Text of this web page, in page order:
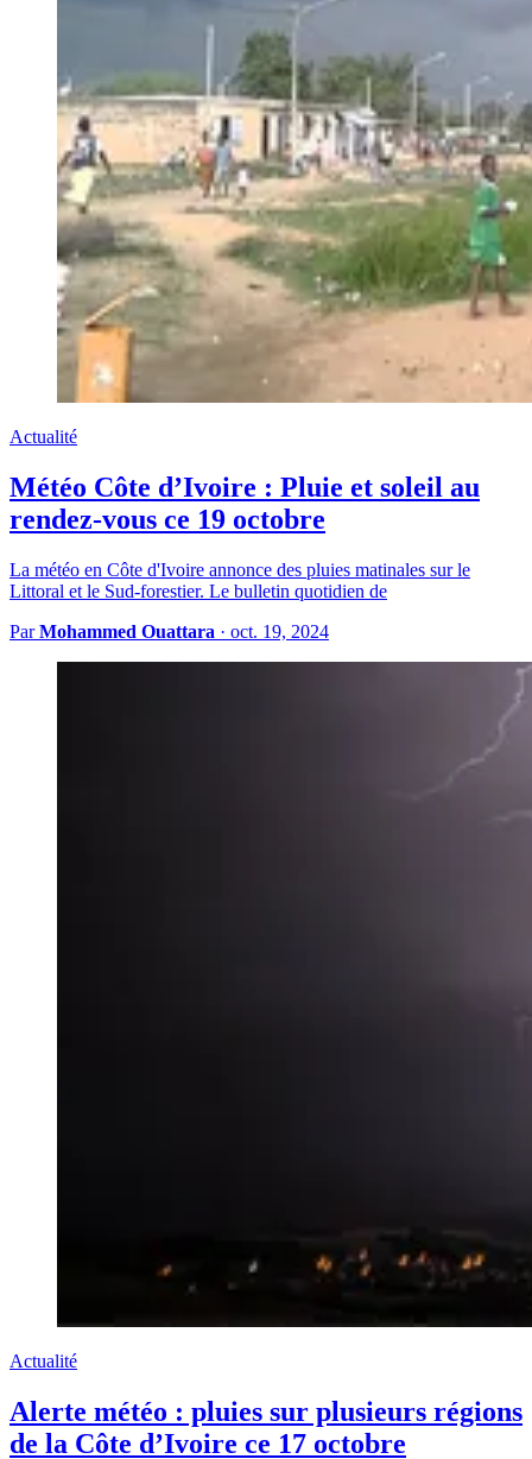
Actualité
Météo Côte d’Ivoire : Pluie et soleil au
rendez-vous ce 19 octobre
La météo en Côte d'Ivoire annonce des pluies matinales sur le
Littoral et le Sud-forestier. Le bulletin quotidien de
ParMohammed Ouattara · oct. 19, 2024
Actualité
Alerte météo : pluies sur plusieurs régions
de la Côte d’Ivoire ce 17 octobre